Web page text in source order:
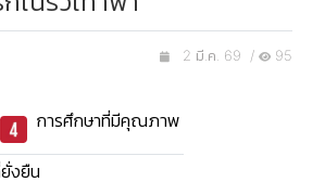
2 มี.ค. 69 / 95
การศึกษาที่มีคุณภาพ
งยืน